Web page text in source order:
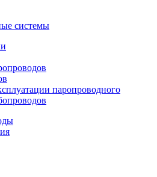
системы
паропроводного